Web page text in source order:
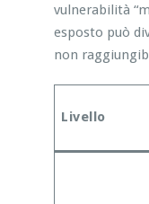
vulnerabilità
esposto può
non
Livello